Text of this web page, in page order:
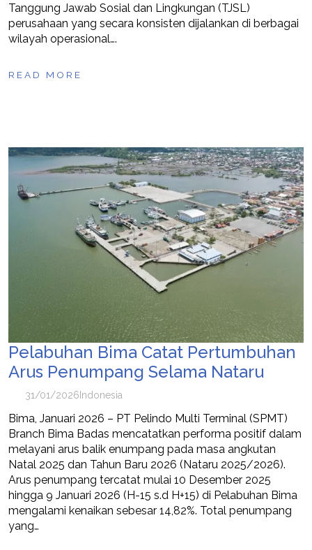
Tanggung Jawab Sosial dan Lingkungan (TJSL)
perusahaan yang secara konsisten dijalankan di berbagai
wilayah operasional….
READ MORE
Pelabuhan Bima Catat Pertumbuhan
Arus Penumpang Selama Nataru
31/01/2026 Indonesia
Bima, Januari 2026 – PT Pelindo Multi Terminal (SPMT)
Branch Bima Badas mencatatkan performa positif dalam
melayani arus balik enumpang pada masa angkutan
Natal 2025 dan Tahun Baru 2026 (Nataru 2025/2026).
Arus penumpang tercatat mulai 10 Desember 2025
hingga 9 Januari 2026 (H-15 s.d H+15) di Pelabuhan Bima
mengalami kenaikan sebesar 14,82%. Total penumpang
yang…